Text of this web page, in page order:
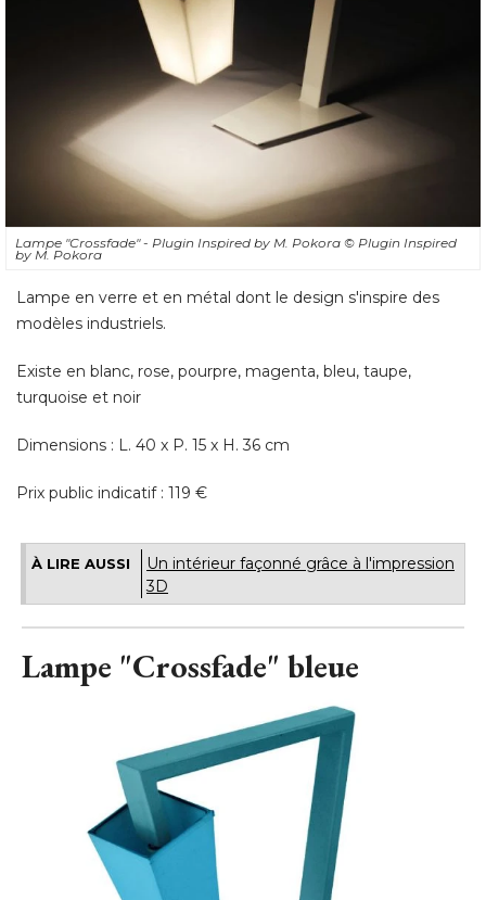
Lampe "Crossfade" - Plugin Inspired by M. Pokora © Plugin Inspired
by M. Pokora
Lampe en verre et en métal dont le design s'inspire des
modèles industriels.
Existe en blanc, rose, pourpre, magenta, bleu, taupe,
turquoise et noir
Dimensions : L. 40 x P. 15 x H. 36 cm
Prix public indicatif : 119 €
À LIRE AUSSI
Un intérieur façonné grâce à l'impression
3D
Lampe "Crossfade" bleue